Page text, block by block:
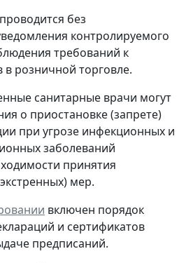
без
контролируемого
требований к
розничной торговле.
санитарные врачи могут
о приостановке (запрете)
при угрозе инфекционных и
заболеваний
принятия
мер.
включен порядок
и сертификатов
предписаний.